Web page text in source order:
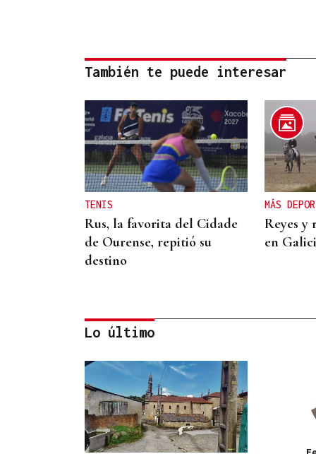
También te puede interesar
TENIS
Rus, la favorita del Cidade
de Ourense, repitió su
destino
MÁS
Reyes y
en
SUB-10 FEMENINA
La ourensana Anna Soares
roza el podio del
Campeonato de España de
Lo último